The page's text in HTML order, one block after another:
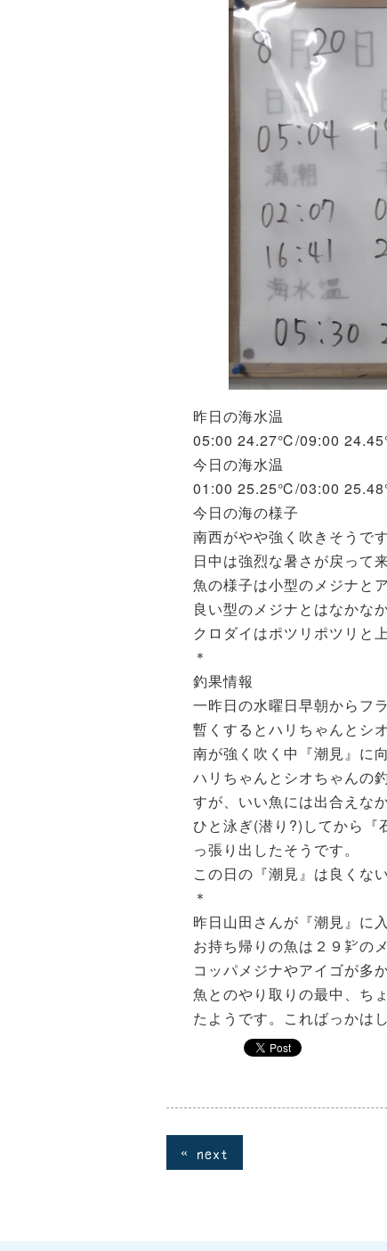
昨日の海水温
05:00 24.27℃/09:00
今日の海水温
01:00 25.25℃/03:00
今日の海の様子
南西がやや強く吹きそうで
日中は強烈な暑さが戻って
魚の様子は小型のメジナと
良い型のメジナとはなかな
クロダイはポツリポツリと
＊
釣果情報
一昨日の水曜日早朝からフ
暫くするとハリちゃんとシ
南が強く吹く中『潮見』に
ハリちゃんとシオちゃんの
すが、いい魚には出合えな
ひと泳ぎ(潜り?)してから『
っ張り出したそうです。
この日の『潮見』は良くな
＊
昨日山田さんが『潮見』に
お持ち帰りの魚は２９㌢のメ
コッパメジナやアイゴが多
魚とのやり取りの最中、ち
たようです。こればっかは
« next